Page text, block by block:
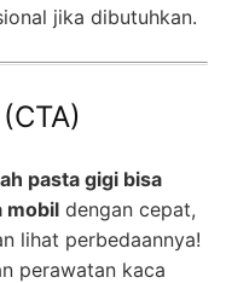
jika dibutuhkan.
pasta gigi bisa
mobil dengan cepat,
lihat perbedaannya!
perawatan kaca